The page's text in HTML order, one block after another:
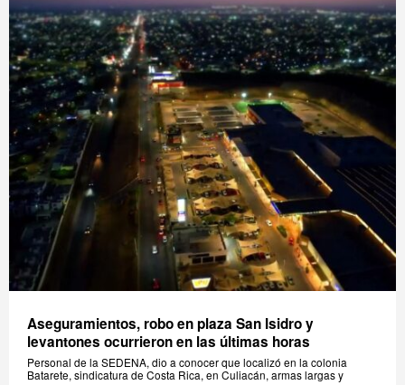
Aseguramientos, robo en plaza San Isidro y
levantones ocurrieron en las últimas horas
Personal de la SEDENA, dio a conocer que localizó en la colonia
Batarete, sindicatura de Costa Rica, en Culiacán, armas largas y